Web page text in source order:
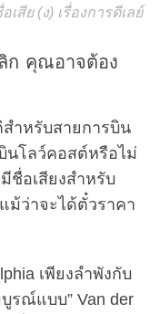
สีย (ง) เรื่องการดีเลย์
ก คุณอาจต้อง
ำหรับสายการบิน
นโลว์คอสต์หรือไม่
ชื่อเสียงสำหรับ
ม้ว่าจะได้ตั๋วราคา
เพียงลำพังกับ
รณ์แบบ” Van der